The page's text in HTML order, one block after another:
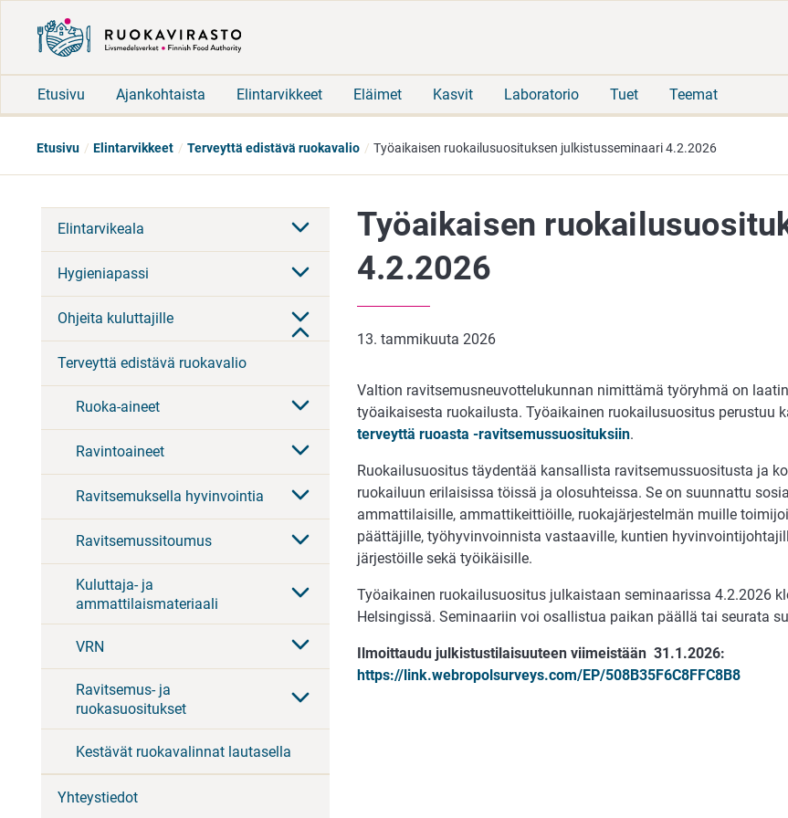
Etusivu Ajankohtaista Elintarvikkeet Eläimet Kasvit Laboratorio Tuet Teemat
Etusivu Elintarvikkeet Terveyttä edistävä ruokavalio Työaikaisen ruokailusuosituksen julkistusseminaari 4.2.2026
Elintarvikeala
Hygieniapassi
Ohjeita kuluttajille
Terveyttä edistävä ruokavalio
Ruoka-aineet
Ravintoaineet
Ravitsemuksella hyvinvointia
Ravitsemussitoumus
Kuluttaja- ja
ammattilaismateriaali
VRN
Ravitsemus- ja
ruokasuositukset
Kestävät ruokavalinnat lautasella
Yhteystiedot
Työaikaisen
4.2.2026
13. tammikuuta 2026
Valtion ravitsemusneuvottelukunnan nimittämä työryhmä on
työaikaisesta ruokailusta. Työaikainen ruokailusuositus perustuu
terveyttä ruoasta -ravitsemussuosituksiin.
Ruokailusuositus täydentää kansallista ravitsemussuositusta ja
ruokailuun erilaisissa töissä ja olosuhteissa. Se on suunnattu
ammattilaisille, ammattikeittiöille, ruokajärjestelmän muille
päättäjille, työhyvinvoinnista vastaaville, kuntien
järjestöille sekä työikäisille.
Työaikainen ruokailusuositus julkaistaan seminaarissa 4.2.2026
Helsingissä. Seminaariin voi osallistua paikan päällä tai seurata
Ilmoittaudu julkistustilaisuuteen viimeistään 31.1.2026:
https://link.webropolsurveys.com/EP/508B35F6C8FFC8B8